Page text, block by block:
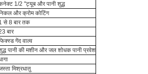
1/2 "ट्यूब और पानी शुद्ध
और क्रोम कोटिंग
से 8 बार तक
बार
गेंद वाल्व
पानी की मशीन और जल शोधक पानी प्रवेश
मिश्रधातु